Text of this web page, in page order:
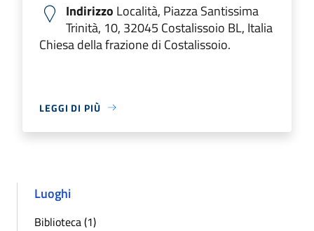
Indirizzo Località, Piazza Santissima
Trinità, 10, 32045 Costalissoio BL, Italia
Chiesa della frazione di Costalissoio.
LEGGI DI PIÙ
Luoghi
Biblioteca (1)